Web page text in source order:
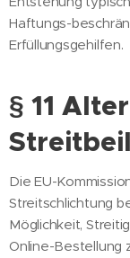
Haftungs-
Erfüllungsgehilfen.
§ 11
Die EU-
Streitschlichtung
Möglichkeit,
Online-Bestellung